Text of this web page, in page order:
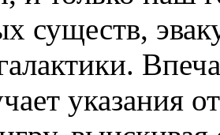
существ,
указания